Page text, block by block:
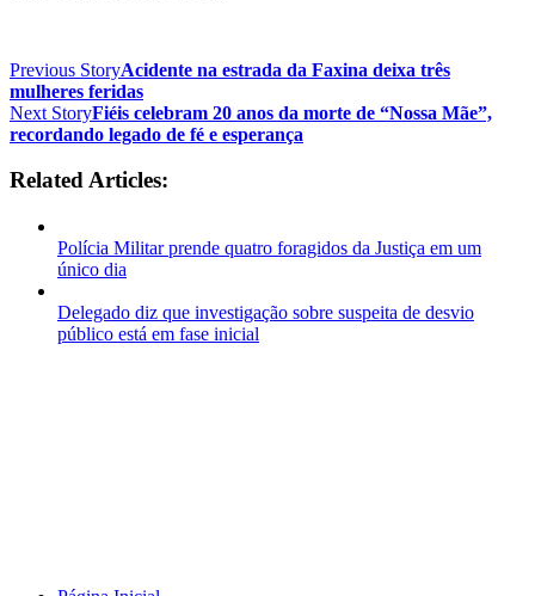
Previous StoryAcidente na estrada da Faxina deixa três
mulheres feridas
Next StoryFiéis celebram 20 anos da morte de “Nossa Mãe”,
recordando legado de fé e esperança
Related Articles:
Polícia Militar prende quatro foragidos da Justiça em um
único dia
Delegado diz que investigação sobre suspeita de desvio
público está em fase inicial